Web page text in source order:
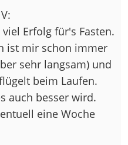
Erfolg für's Fasten.
ist mir schon immer
sehr langsam) und
beim Laufen.
auch besser wird.
eine Woche